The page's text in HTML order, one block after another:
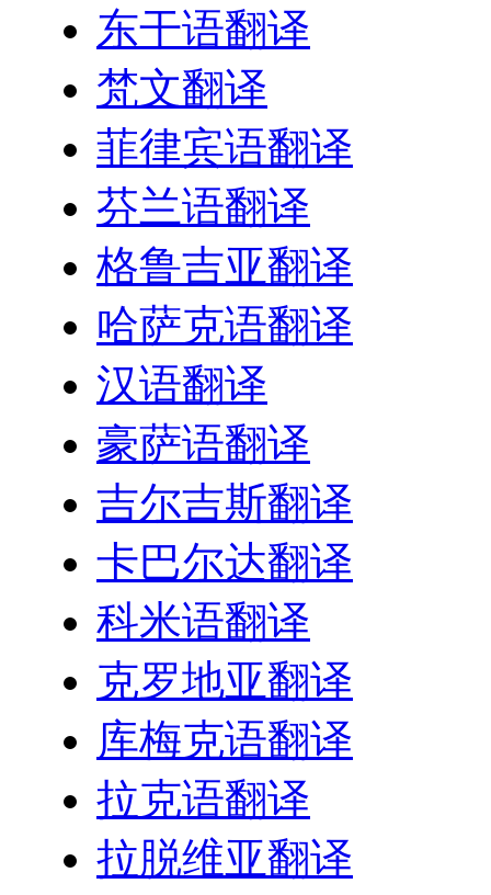
东干语翻译
梵文翻译
菲律宾语翻译
芬兰语翻译
格鲁吉亚翻译
哈萨克语翻译
汉语翻译
豪萨语翻译
吉尔吉斯翻译
卡巴尔达翻译
科米语翻译
克罗地亚翻译
库梅克语翻译
拉克语翻译
拉脱维亚翻译